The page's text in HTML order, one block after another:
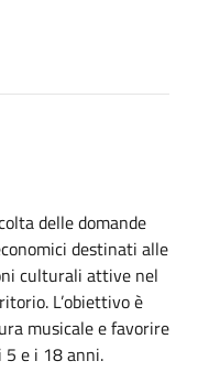
delle domande
destinati alle
culturali attive nel
L’obiettivo è
musicale e favorire
5 e i 18 anni.